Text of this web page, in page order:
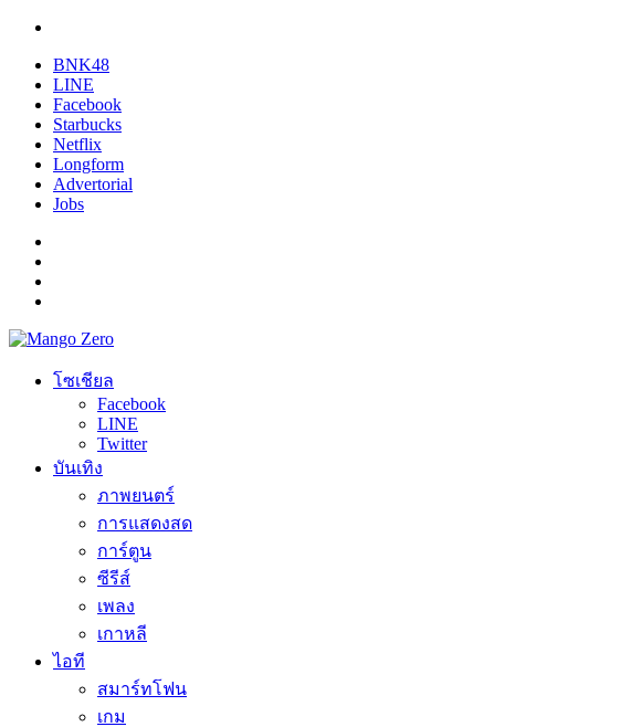
BNK48
LINE
Facebook
Starbucks
Netflix
Longform
Advertorial
Jobs
โซเชียล
Facebook
LINE
Twitter
บันเทิง
ภาพยนตร์
การแสดงสด
การ์ตูน
ซีรีส์
เพลง
เกาหลี
ไอที
สมาร์ทโฟน
เกม